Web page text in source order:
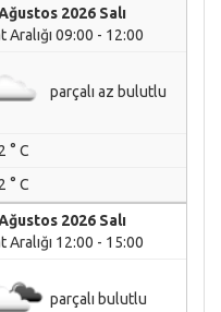
2026 Salı
Aralığı 09:00 - 12:00
parçalı az bulutlu
° C
° C
2026 Salı
Aralığı 12:00 - 15:00
parçalı bulutlu